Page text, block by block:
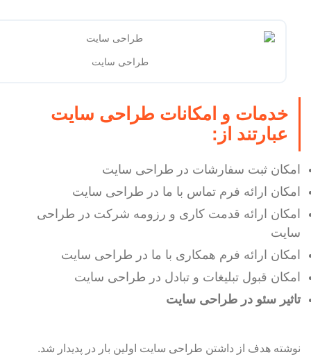
طراحی سایت
خدمات و امکانات طراحی سایت
عبارتند از:
امکان ثبت سفارشات در طراحی سایت
امکان ارائه فرم تماس با ما در طراحی سایت
امکان ارائه قدمت کاری و رزومه شرکت در طراحی
سایت
امکان ارائه فرم همکاری با ما در طراحی سایت
امکان قبول تبلیغات و تبادل در طراحی سایت
تاثیر سئو در طراحی سایت
نوشته هدف از داشتن طراحی سایت اولین بار در پدیدار شد.